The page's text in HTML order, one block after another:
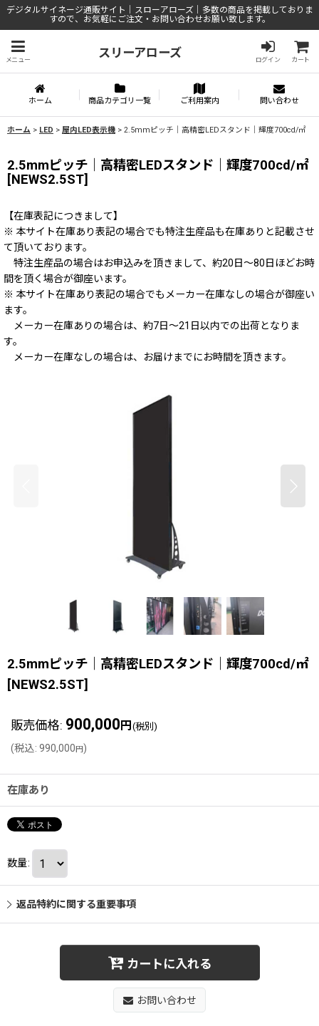
デジタルサイネージ通販サイト｜スローアローズ｜多数の商品を掲載しておりま
すので、お気軽にご注文・お問い合わせお願い致します。
メニュー
スリーアローズ
ログイン カート
ホーム 商品カテゴリ一覧 ご利用案内 問い合わせ
ホーム > LED > 屋内LED表示機 > 2.5mmピッチ｜高精密LEDスタンド｜輝度700cd/㎡
2.5mmピッチ｜高精密LEDスタンド｜輝度700cd/㎡
[NEWS2.5ST]
【在庫表記につきまして】
※ 本サイト在庫あり表記の場合でも特注生産品も在庫ありと記載させ
て頂いております。
特注生産品の場合はお申込みを頂きまして、約20日～80日ほどお時
間を頂く場合が御座います。
※ 本サイト在庫あり表記の場合でもメーカー在庫なしの場合が御座い
ます。
メーカー在庫ありの場合は、約7日～21日以内での出荷となりま
す。
メーカー在庫なしの場合は、お届けまでにお時間を頂きます。
2.5mmピッチ｜高精密LEDスタンド｜輝度700cd/㎡
[NEWS2.5ST]
販売価格: 900,000 円 (税別)
(税込: 990,000円)
在庫あり
数量:
返品特約に関する重要事項
カートに入れる
お問い合わせ